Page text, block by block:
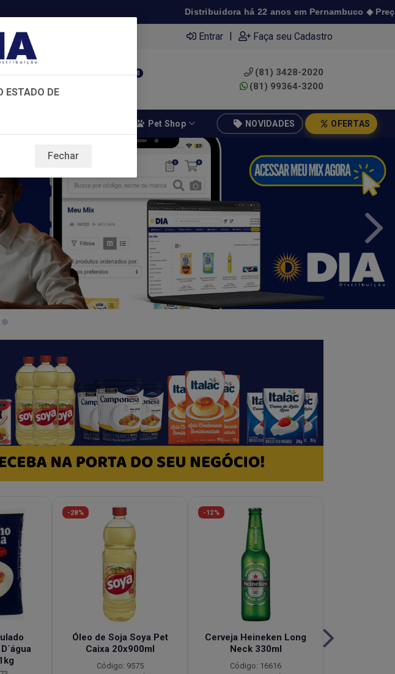
Distribuidora há 22 anos em Pernambuco ◆ Preço de atacado a
Entrar | Faça seu Cadastro
0
(81) 3428-2020
(81) 99364-3200
Pet Shop NOVIDADES OFERTAS
-28%
Óleo de Soja Soya Pet
Caixa 20x900ml
Código: 9575
-12%
Cerveja Heineken Long
Neck 330ml
Código: 16616
ESTADO DE
Fechar